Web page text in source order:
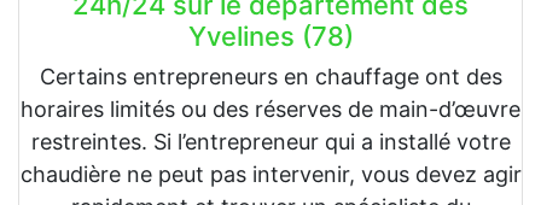
Yvelines (78)
Certains entrepreneurs en chauffage ont des
horaires limités ou des réserves de main-d’œuvre
restreintes. Si l’entrepreneur qui a installé votre
chaudière ne peut pas intervenir, vous devez agir